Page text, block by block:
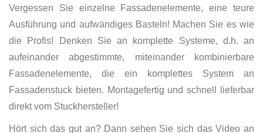
Vergessen Sie einzelne Fassadenelemente, eine teure
Ausführung und aufwändiges Basteln! Machen Sie es wie
die Profis! Denken Sie an komplette Systeme, d.h. an
aufeinander abgestimmte, miteinander kombinierbare
Fassadenelemente, die ein komplettes System an
Fassadenstuck bieten. Montagefertig und schnell lieferbar
direkt vom Stuckhersteller!
Hört sich das gut an? Dann sehen Sie sich das Video an